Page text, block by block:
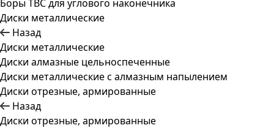
Боры ТВС для углового наконечника
Диски металлические
Назад
Диски металлические
Диски алмазные цельноспеченные
Диски металлические с алмазным напылением
Диски отрезные, армированные
Назад
Диски отрезные, армированные